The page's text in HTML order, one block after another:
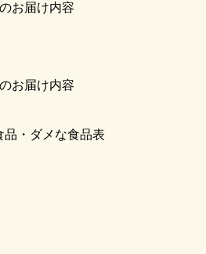
お届け内容
お届け内容
・ダメな食品表